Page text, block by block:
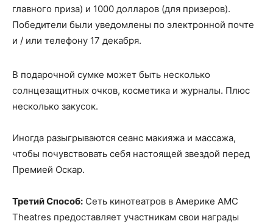
главного приза) и 1000 долларов (для призеров).
Победители были уведомлены по электронной почте
и / или телефону 17 декабря.
В подарочной сумке может быть несколько
солнцезащитных очков, косметика и журналы. Плюс
несколько закусок.
Иногда разыгрываются сеанс макияжа и массажа,
чтобы почувствовать себя настоящей звездой перед
Премией Оскар.
Третий Способ: Сеть кинотеатров в Америке AMC
Theatres предоставляет участникам свои награды